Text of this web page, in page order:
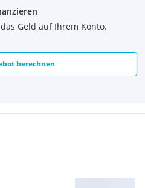
Geld auf Ihrem Konto.
berechnen